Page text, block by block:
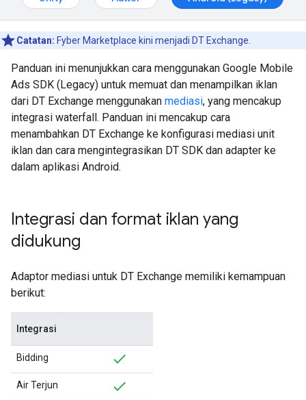
Catatan: Fyber Marketplace kini menjadi DT Exchange.
Panduan ini menunjukkan cara menggunakan Google Mobile
Ads SDK (Legacy) untuk memuat dan menampilkan iklan
dari DT Exchange menggunakan mediasi, yang mencakup
integrasi waterfall. Panduan ini mencakup cara
menambahkan DT Exchange ke konfigurasi mediasi unit
iklan dan cara mengintegrasikan DT SDK dan adapter ke
dalam aplikasi Android.
Integrasi dan format iklan yang
didukung
Adaptor mediasi untuk DT Exchange memiliki kemampuan
berikut:
Integrasi
Bidding
Air Terjun